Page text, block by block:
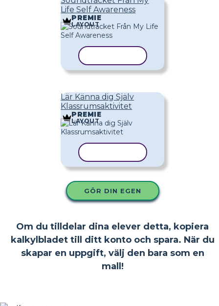
Life Self Awareness
PREMIE
LAYOUT
Lär Känna dig Själv
Klassrumsaktivitet
PREMIE
LAYOUT
GÖR DIN EGEN
Om du tilldelar dina elever detta, kopiera
kalkylbladet till ditt konto och spara. När du
skapar en uppgift, välj den bara som en
mall!